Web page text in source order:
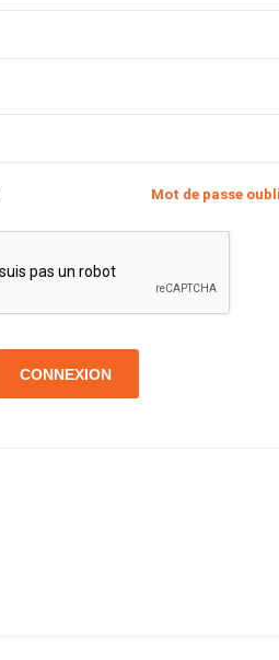
Mot de passe
CONNEXION